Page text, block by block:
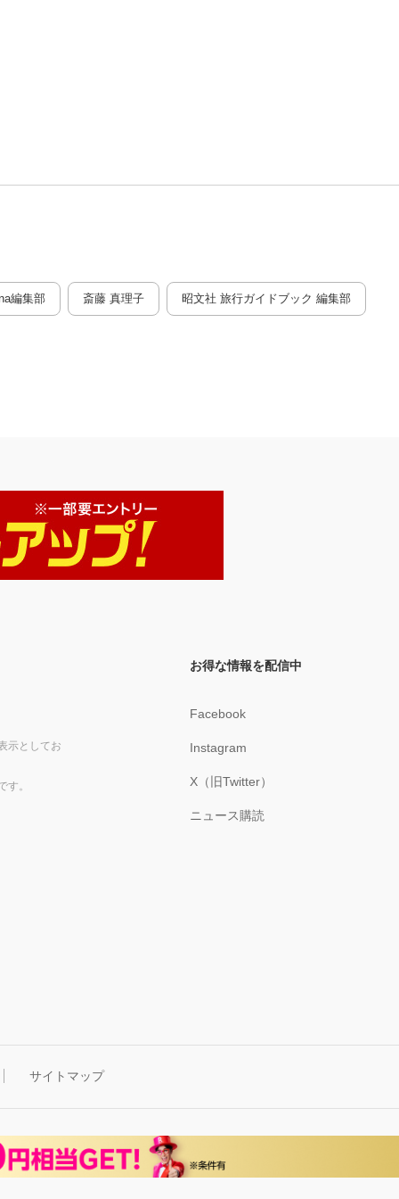
編集部 斎藤 真理子 昭文社 旅行ガイドブック 編集部
示としてお
す。
お得な情報を配信中
Facebook
Instagram
X（旧Twitter）
ニュース購読
サイトマップ